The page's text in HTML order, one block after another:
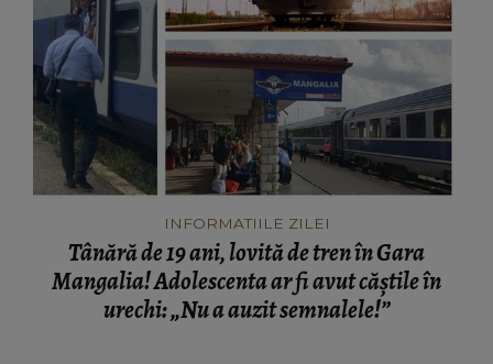
INFORMATIILE ZILEI
Tânără de 19 ani, lovită de tren în Gara
Mangalia! Adolescenta ar fi avut căștile în
urechi: „Nu a auzit semnalele!”